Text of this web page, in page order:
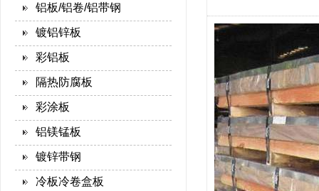
铝板/铝卷/铝带钢
镀铝锌板
彩铝板
隔热防腐板
彩涂板
铝镁锰板
镀锌带钢
冷板冷卷盒板